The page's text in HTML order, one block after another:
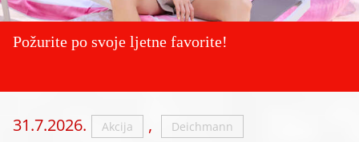
Požurite po svoje ljetne favorite!
31.7.2026. Akcija , Deichmann